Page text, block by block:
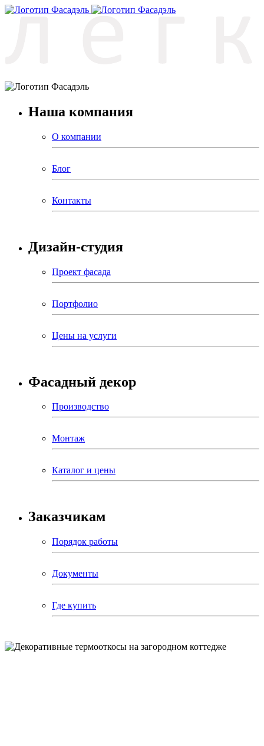
Наша компания
О компании
Блог
Контакты
Дизайн-студия
Проект фасада
Портфолио
Цены на услуги
Фасадный декор
Производство
Монтаж
Каталог и цены
Заказчикам
Порядок работы
Документы
Где купить